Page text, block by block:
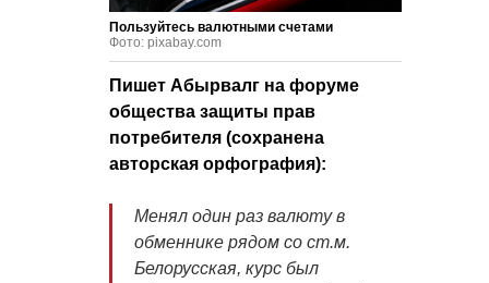
Пользуйтесь валютными счетами
Фото: pixabay.com
Пишет Абырвалг на форуме
общества защиты прав
потребителя (сохранена
авторская орфография):
Менял один раз валюту в
обменнике рядом со ст.м.
Белорусская, курс был